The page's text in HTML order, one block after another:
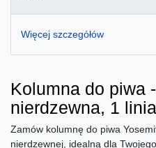
Więcej szczegółów
Kolumna do piwa
nierdzewna, 1 linia
Zamów kolumnę do piwa
nierdzewnej, idealną dla